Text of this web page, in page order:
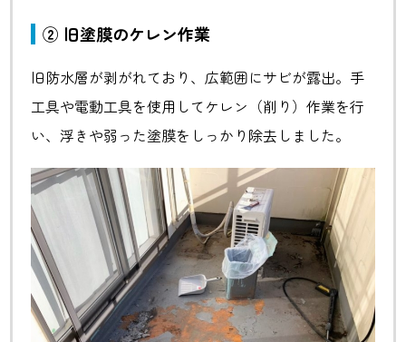
② 旧塗膜のケレン作業
旧防水層が剥がれており、広範囲にサビが露出。手
工具や電動工具を使用してケレン（削り）作業を行
い、浮きや弱った塗膜をしっかり除去しました。